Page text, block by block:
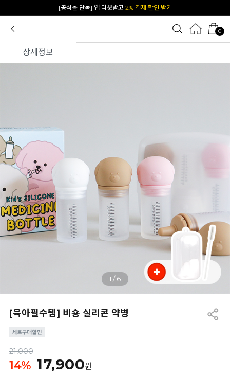
카카오 플친 추가하면1천원 즉시 할인 쿠폰
0
상세정보
1 /6
[육아필수템] 비숑 실리콘 약병
21,000
14% 17,900원